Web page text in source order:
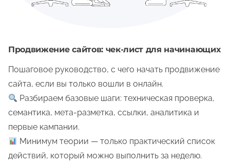
Продвижение сайтов: чек-лист для начинающих
Пошаговое руководство, с чего начать продвижение
сайта, если вы только вошли в онлайн.
Разбираем базовые шаги: техническая проверка,
семантика, мета-разметка, ссылки, аналитика и
первые кампании.
Минимум теории — только практический список
действий, который можно выполнить за неделю.